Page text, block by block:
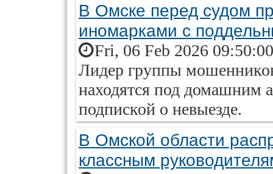
В Омске перед судом
иномарками с
Fri, 06 Feb 2026
Лидер группы
находятся под домашним
подпиской о невыезде.
В Омской области
классным